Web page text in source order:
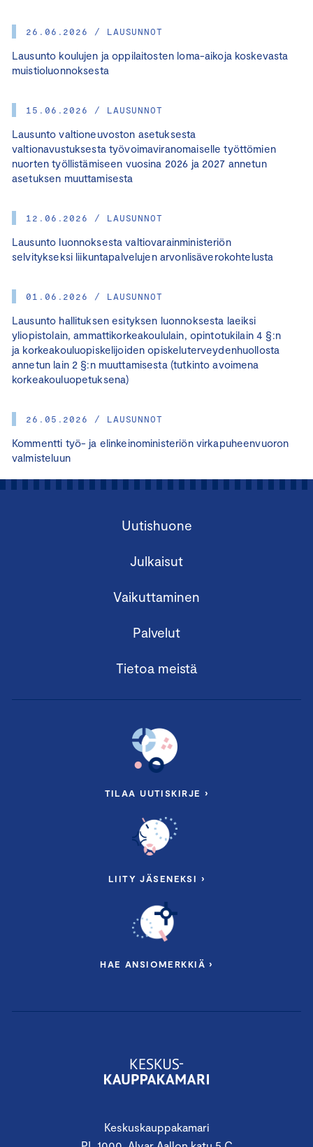
26.06.2026 / LAUSUNNOT
Lausunto koulujen ja oppilaitosten loma-aikoja koskevasta
muistioluonnoksesta
15.06.2026 / LAUSUNNOT
Lausunto valtioneuvoston asetuksesta
valtionavustuksesta työvoimaviranomaiselle työttömien
nuorten työllistämiseen vuosina 2026 ja 2027 annetun
asetuksen muuttamisesta
12.06.2026 / LAUSUNNOT
Lausunto luonnoksesta valtiovarainministeriön
selvitykseksi liikuntapalvelujen arvonlisäverokohtelusta
01.06.2026 / LAUSUNNOT
Lausunto hallituksen esityksen luonnoksesta laeiksi
yliopistolain, ammattikorkeakoululain, opintotukilain 4 §:n
ja korkeakouluopiskelijoiden opiskeluterveydenhuollosta
annetun lain 2 §:n muuttamisesta (tutkinto avoimena
korkeakouluopetuksena)
26.05.2026 / LAUSUNNOT
Kommentti työ- ja elinkeinoministeriön virkapuheenvuoron
valmisteluun
Keskuskauppakamari
Uutishuone
Julkaisut
Vaikuttaminen
Palvelut
Tietoa meistä
TILAA UUTISKIRJE ›
LIITY JÄSENEKSI ›
HAE ANSIOMERKKIÄ ›